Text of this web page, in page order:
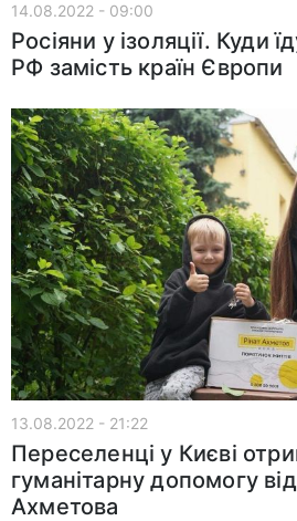
14.08.2022 - 09:00
Росіяни у ізоляції. Куди
РФ замість країн Європи
13.08.2022 - 21:22
Переселенці у Києві
гуманітарну допомогу
Ахметова